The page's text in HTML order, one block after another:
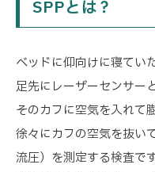
SPPとは？
ベッドに仰向けに寝てい
足先にレーザーセンサー
そのカフに空気を入れて
徐々にカフの空気を抜い
流圧）を測定する検査です